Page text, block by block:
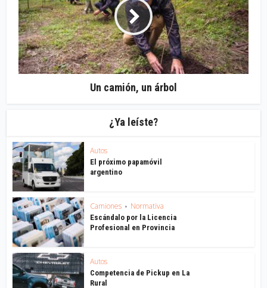
Un camión, un árbol
¿Ya leíste?
Autos
El próximo papamóvil
argentino
Camiones • Normativa
Escándalo por la Licencia
Profesional en Provincia
Autos
Competencia de Pickup en La
Rural